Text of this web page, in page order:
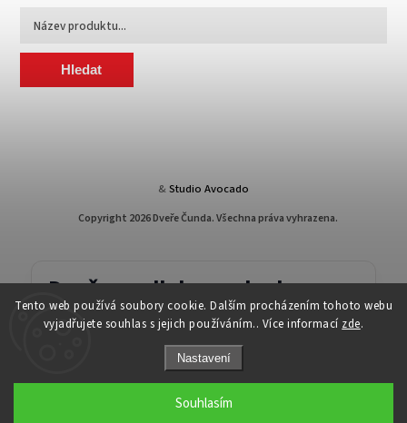
Tento web používá soubory cookie. Dalším procházením tohoto webu
vyjadřujete souhlas s jejich používáním.. Více informací zde.
Nastavení
Souhlasím
Hledat
&Studio Avocado
Copyright 2026Dveře Čunda. Všechna práva vyhrazena.
Dveře, podlahy a schody v
Brně
Pomůžeme vám vybrat řešení, které bude fungovat
vzhledově i prakticky.
Pomoc s výběrem